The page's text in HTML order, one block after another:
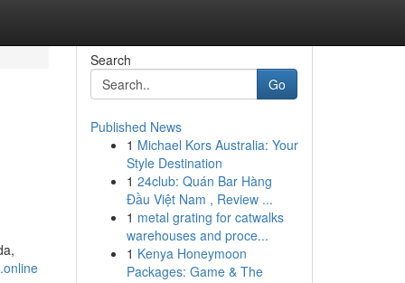
Search
Go
Published News
1 Michael Kors Australia: Your
Style Destination
1 24club: Quán Bar Hàng
Đầu Việt Nam , Review ...
1 metal grating for catwalks
warehouses and proce...
1 Kenya Honeymoon
Packages: Game & The